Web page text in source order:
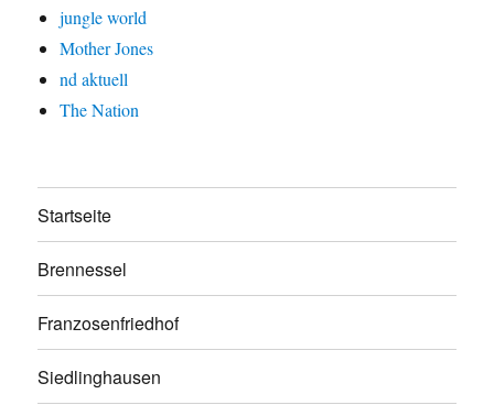
jungle world
Mother Jones
nd aktuell
The Nation
Startseite
Brennessel
Franzosenfriedhof
Siedlinghausen